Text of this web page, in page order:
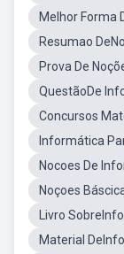
Melhor Forma
Resumao
Prova De
QuestãoDe
Concursos
Informática
Nocoes De
Noçoes
Livro
Material